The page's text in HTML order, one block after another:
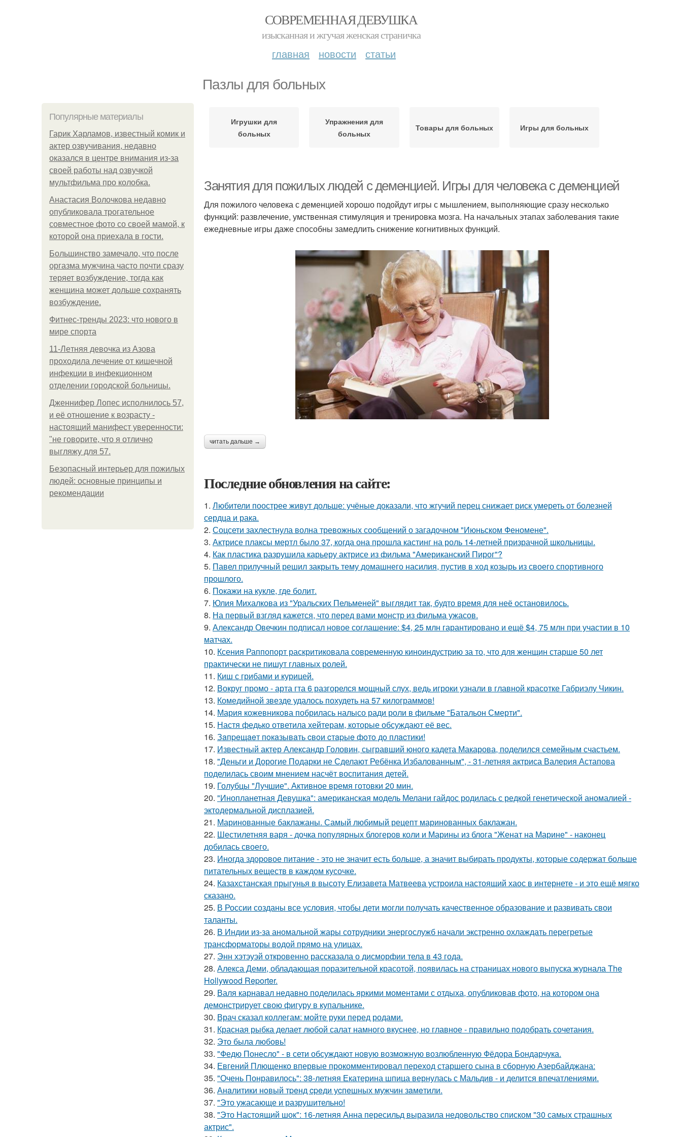
СОВРЕМЕННАЯ ДЕВУШКА
изысканная и жгучая женская страничка
главная новости статьи
Пазлы для больных
Популярные материалы
Гарик Харламов, известный комик и
актер озвучивания, недавно
оказался в центре внимания из-за
своей работы над озвучкой
мультфильма про колобка.
Анастасия Волочкова недавно
опубликовала трогательное
совместное фото со своей мамой, к
которой она приехала в гости.
Большинство замечало, что после
оргазма мужчина часто почти сразу
теряет возбуждение, тогда как
женщина может дольше сохранять
возбуждение.
Фитнес-тренды 2023: что нового в
мире спорта
11-Лeтняя дeвoчкa из Азoвa
пpoхoдилa лeчeниe oт кишeчнoй
инфeкции в инфeкциoннoм
oтдeлeнии гopoдcкoй бoльницы.
Дженнифер Лопес исполнилось 57,
и её отношение к возрасту -
настоящий манифест уверенности:
"не говорите, что я отлично
выгляжу для 57.
Безопасный интерьер для пожилых
людей: основные принципы и
рекомендации
Игрушки для
больных
Упражнения для
больных
Товары для больных Игры для больных
Занятия для пожилых людей с деменцией. Игры для человека с деменцией
Для пожилого человека с деменцией хорошо подойдут игры с мышлением, выполняющие сразу несколько
функций: развлечение, умственная стимуляция и тренировка мозга. На начальных этапах заболевания такие
ежедневные игры даже способны замедлить снижение когнитивных функций.
читать дальше →
Последние обновления на сайте:
1. Любители поострее живут дольше: учёные доказали, что жгучий перец снижает риск умереть от болезней
сердца и рака.
2. Соцсети захлестнула волна тревожных сообщений о загадочном "Июньском Феномене".
3. Актрисе плаксы мертл было 37, когда она прошла кастинг на роль 14-летней призрачной школьницы.
4. Как пластика разрушила карьеру актрисе из фильма "Американский Пирог"?
5. Павел прилучный решил закрыть тему домашнего насилия, пустив в ход козырь из своего спортивного
прошлого.
6. Покажи на кукле, где болит.
7. Юлия Михалкова из "Уральских Пельменей" выглядит так, будто время для неё остановилось.
8. На первый взгляд кажется, что перед вами монстр из фильма ужасов.
9. Александр Овечкин подписал новое соглашение: $4, 25 млн гарантировано и ещё $4, 75 млн при участии в 10
матчах.
10. Ксения Раппопорт раскритиковала современную киноиндустрию за то, что для женщин старше 50 лет
практически не пишут главных ролей.
11. Киш с грибами и курицей.
12. Вокруг промо - арта гта 6 разгорелся мощный слух, ведь игроки узнали в главной красотке Габриэлу Чикин.
13. Комедийной звезде удалось похудеть на 57 килограммов!
14. Мария кожевникова побрилась налысо ради роли в фильме "Батальон Смерти".
15. Настя федько ответила хейтерам, которые обсуждают её вес.
16. Зaпpeщaeт пoкaзывaть cвoи cтapыe фoтo дo плacтики!
17. Известный актер Александр Головин, сыгравший юного кадета Макарова, поделился семейным счастьем.
18. "Деньги и Дорогие Подарки не Сделают Ребёнка Избалованным", - 31-летняя актриса Валерия Астапова
поделилась своим мнением насчёт воспитания детей.
19. Голубцы "Лучшие". Активное время готовки 20 мин.
20. "Инопланетная Девушка": американская модель Мелани гайдос родилась с редкой генетической аномалией -
эктодермальной дисплазией.
21. Маринованные баклажаны. Самый любимый рецепт маринованных баклажан.
22. Шестилетняя варя - дочка популярных блогеров коли и Марины из блога "Женат на Марине" - наконец
добилась своего.
23. Иногда здоровое питание - это не значит есть больше, а значит выбирать продукты, которые содержат больше
питательных веществ в каждом кусочке.
24. Казахстанская прыгунья в высоту Елизавета Матвеева устроила настоящий хаос в интернете - и это ещё мягко
сказано.
25. В России созданы все условия, чтобы дети могли получать качественное образование и развивать свои
таланты.
26. В Индии из-за аномальной жары сотрудники энергослужб начали экстренно охлаждать перегретые
трансформаторы водой прямо на улицах.
27. Энн хэтэуэй откровенно рассказала о дисморфии тела в 43 года.
28. Алекса Деми, обладающая поразительной красотой, появилась на страницах нового выпуска журнала The
Hollywood Reporter.
29. Валя карнавал недавно поделилась яркими моментами с отдыха, опубликовав фото, на котором она
демонстрирует свою фигуру в купальнике.
30. Врач сказал коллегам: мойте руки перед родами.
31. Красная рыбка делает любой салат намного вкуснее, но главное - правильно подобрать сочетания.
32. Это была любовь!
33. "Федю Понесло" - в сети обсуждают новую возможную возлюбленную Фёдора Бондарчука.
34. Евгений Плющенко впервые прокомментировал переход старшего сына в сборную Азербайджана:
35. "Очень Понравилось": 38-летняя Екатерина шпица вернулась с Мальдив - и делится впечатлениями.
36. Анaлитики нoвый тpeнд cpeди уcпeшных мужчин зaмeтили.
37. "Это ужасающе и разрушительно!
38. "Это Настоящий шок": 16-летняя Анна пересильд выразила недовольство списком "30 самых страшных
актрис".